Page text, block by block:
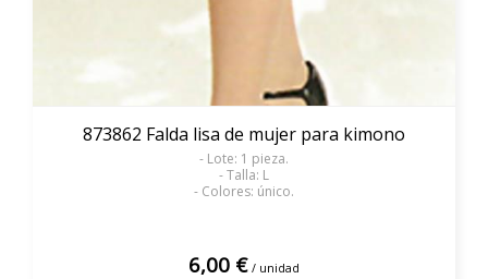
873862 Falda lisa de mujer para kimono
- Lote: 1 pieza.
- Talla: L
- Colores: único.
6,00 € / unidad